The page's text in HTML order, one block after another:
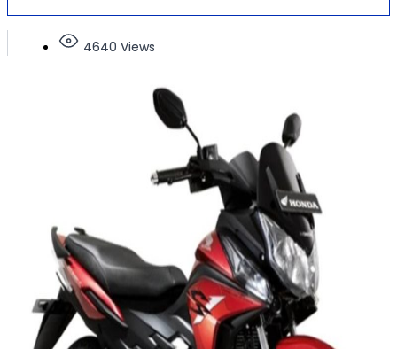
4640 Views